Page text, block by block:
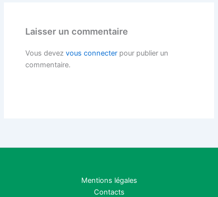
Laisser un commentaire
Vous devez vous connecterpour publier un
commentaire.
Mentions légales
Contacts